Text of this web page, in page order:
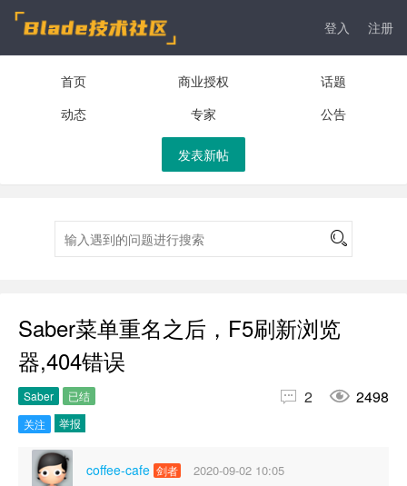
登入 注册
首页 商业授权
话题
动态
专家 公告
发表新帖
Saber菜单重名之后，F5刷新浏览
器,404错误
Saber
已结
关注
举报
 2  2498
coffee-cafe 剑者 2020-09-02 10:05